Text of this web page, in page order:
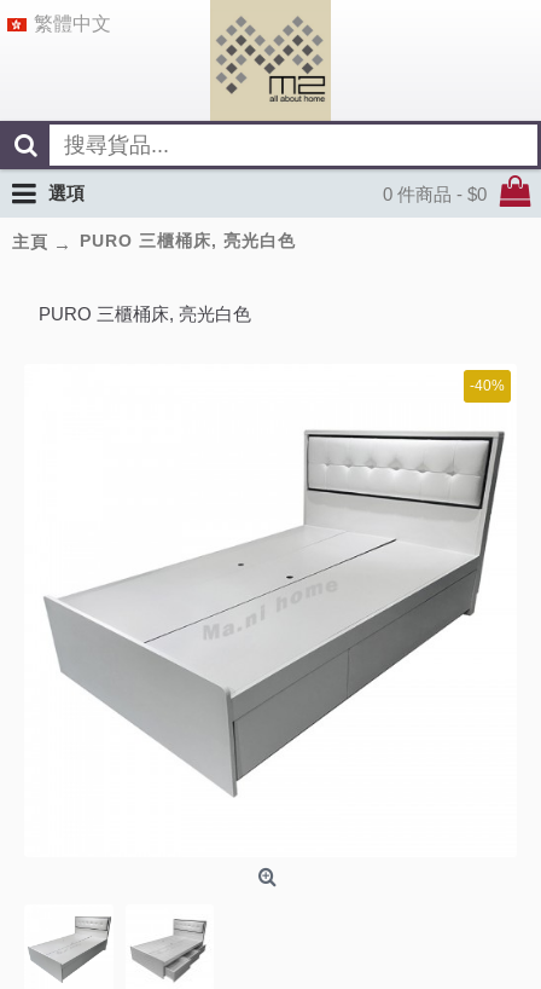
繁體中文
0 件商品 - $0
選項
主頁 PURO 三櫃桶床, 亮光白色
PURO 三櫃桶床, 亮光白色
-40%